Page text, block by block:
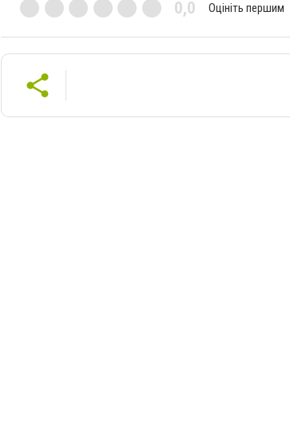
0,0 Оцініть першим